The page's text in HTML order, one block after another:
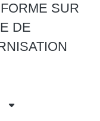
SUR
DE